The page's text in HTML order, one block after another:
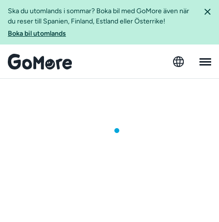
Ska du utomlands i sommar? Boka bil med GoMore även när
du reser till Spanien, Finland, Estland eller Österrike!
Boka bil utomlands